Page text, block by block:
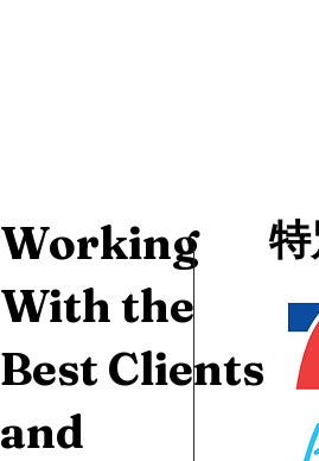
Working
With the
Best Clients
and